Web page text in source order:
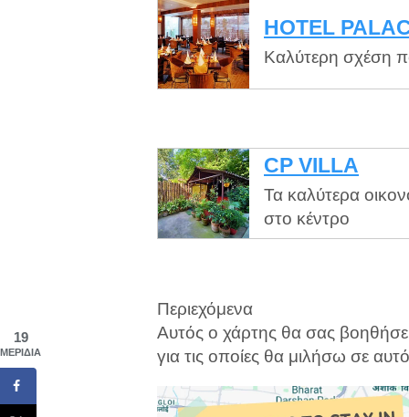
HOTEL
Καλύτερη σχέση
CP VILLA
Τα καλύτερα
στο κέντρο
Περιεχόμενα
Αυτός ο χάρτης θα σας βοηθήσει
για τις οποίες θα μιλήσω σε
19
ΜΕΡΊΔΙΑ